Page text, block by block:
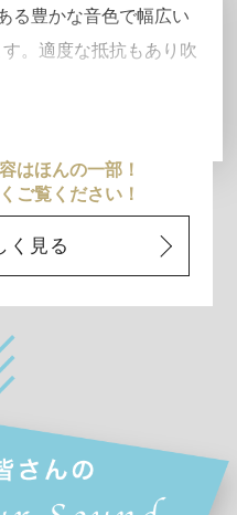
る豊かな音色で幅広い
。適度な抵抗もあり吹
はほんの一部！
ご覧ください！
く見る